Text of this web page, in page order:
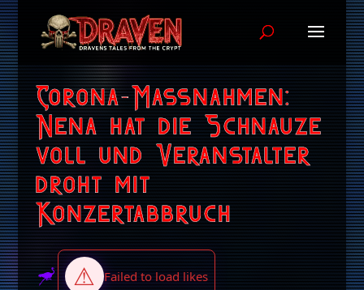
Corona-Massnahmen:
Nena hat die Schnauze
voll und Veranstalter
droht mit
Konzertabbruch